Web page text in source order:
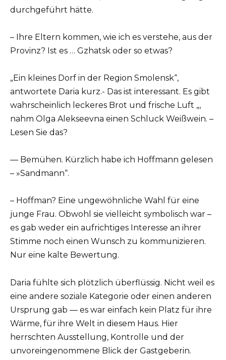
durchgeführt hätte.
– Ihre Eltern kommen, wie ich es verstehe, aus der
Provinz? Ist es … Gzhatsk oder so etwas?
„Ein kleines Dorf in der Region Smolensk“,
antwortete Daria kurz.- Das ist interessant. Es gibt
wahrscheinlich leckeres Brot und frische Luft „,
nahm Olga Alekseevna einen Schluck Weißwein. –
Lesen Sie das?
— Bemühen. Kürzlich habe ich Hoffmann gelesen
– »Sandmann“.
– Hoffman? Eine ungewöhnliche Wahl für eine
junge Frau. Obwohl sie vielleicht symbolisch war –
es gab weder ein aufrichtiges Interesse an ihrer
Stimme noch einen Wunsch zu kommunizieren.
Nur eine kalte Bewertung.
Daria fühlte sich plötzlich überflüssig. Nicht weil es
eine andere soziale Kategorie oder einen anderen
Ursprung gab — es war einfach kein Platz für ihre
Wärme, für ihre Welt in diesem Haus. Hier
herrschten Ausstellung, Kontrolle und der
unvoreingenommene Blick der Gastgeberin.